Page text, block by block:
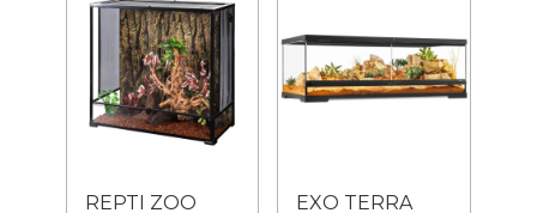
REPTI ZOO
EXO TERRA